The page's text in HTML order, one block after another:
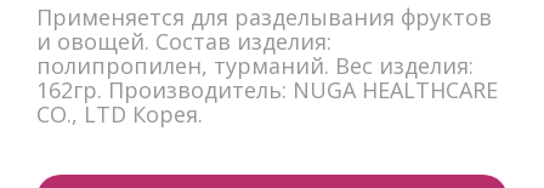
Применяется для разделывания фруктов
и овощей. Состав изделия:
полипропилен, турманий. Вес изделия:
162гр. Производитель: NUGA HEALTHCARE
CO., LTD Корея.